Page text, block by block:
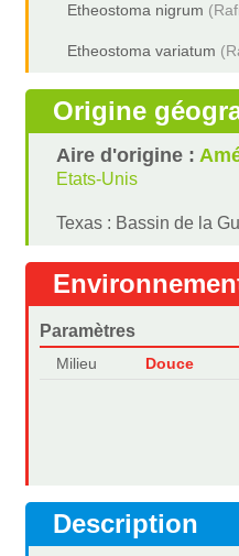
Etheostoma nigrum
Etheostoma variatum
Origine
Aire d'origine :
Etats-Unis
Texas : Bassin de la
Paramètres
Milieu Douce
Description